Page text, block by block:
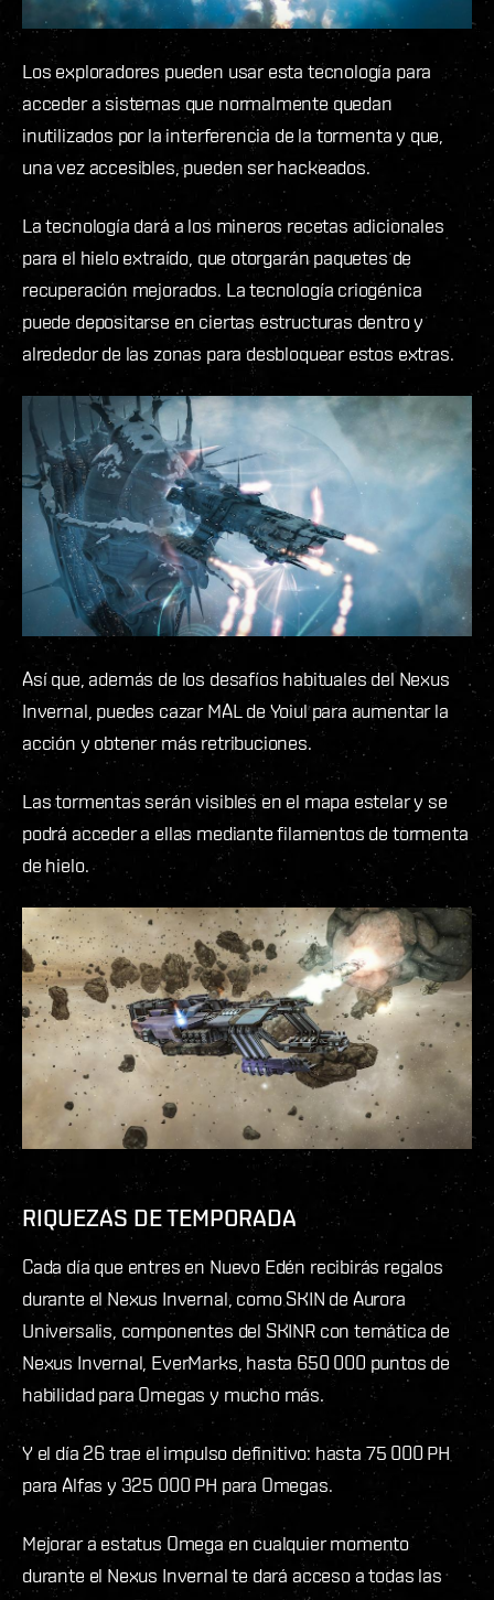
Los exploradores pueden usar esta tecnología para
acceder a sistemas que normalmente quedan
inutilizados por la interferencia de la tormenta y que,
una vez accesibles, pueden ser hackeados.
La tecnología dará a los mineros recetas adicionales
para el hielo extraído, que otorgarán paquetes de
recuperación mejorados. La tecnología criogénica
puede depositarse en ciertas estructuras dentro y
alrededor de las zonas para desbloquear estos extras.
Así que, además de los desafíos habituales del Nexus
Invernal, puedes cazar MAL de Yoiul para aumentar la
acción y obtener más retribuciones.
Las tormentas serán visibles en el mapa estelar y se
podrá acceder a ellas mediante filamentos de tormenta
de hielo.
RIQUEZAS DE TEMPORADA
Cada día que entres en Nuevo Edén recibirás regalos
durante el Nexus Invernal, como SKIN de Aurora
Universalis, componentes del SKINR con temática de
Nexus Invernal, EverMarks, hasta 650 000 puntos de
habilidad para Omegas y mucho más.
Y el día 26 trae el impulso definitivo: hasta 75 000 PH
para Alfas y 325 000 PH para Omegas.
Mejorar a estatus Omega en cualquier momento
durante el Nexus Invernal te dará acceso a todas las